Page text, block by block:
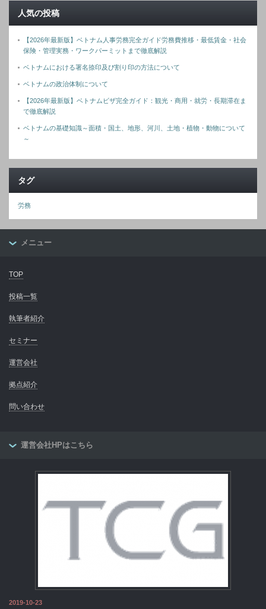
人気の投稿
【2026年最新版】ベトナム人事労務完全ガイド労務費推移・最低賃金・社会
保険・管理実務・ワークパーミットまで徹底解説
ベトナムにおける署名捺印及び割り印の方法について
ベトナムの政治体制について
【2026年最新版】ベトナムビザ完全ガイド：観光・商用・就労・長期滞在ま
で徹底解説
ベトナムの基礎知識～面積・国土、地形、河川、土地・植物・動物について
～
タグ
労務
メニュー
TOP
投稿一覧
執筆者紹介
セミナー
運営会社
拠点紹介
問い合わせ
運営会社HPはこちら
2019-10-23